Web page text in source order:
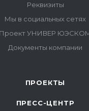
ПРОЕКТЫ
ПРЕСС-ЦЕНТР